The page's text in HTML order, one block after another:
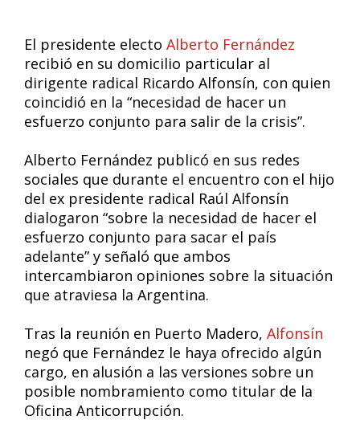
El presidente electo Alberto Fernández
recibió en su domicilio particular al
dirigente radical Ricardo Alfonsín, con quien
coincidió en la “necesidad de hacer un
esfuerzo conjunto para salir de la crisis”.
Alberto Fernández publicó en sus redes
sociales que durante el encuentro con el hijo
del ex presidente radical Raúl Alfonsín
dialogaron “sobre la necesidad de hacer el
esfuerzo conjunto para sacar el país
adelante” y señaló que ambos
intercambiaron opiniones sobre la situación
que atraviesa la Argentina.
Tras la reunión en Puerto Madero, Alfonsín
negó que Fernández le haya ofrecido algún
cargo, en alusión a las versiones sobre un
posible nombramiento como titular de la
Oficina Anticorrupción.